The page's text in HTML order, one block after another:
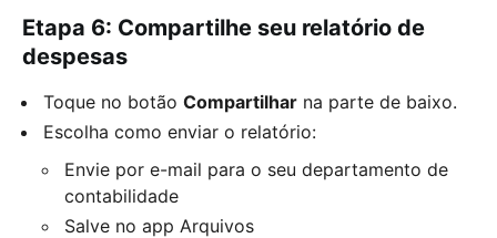
Etapa 6: Compartilhe seu relatório de
despesas
Toque no botão Compartilhar na parte de baixo.
Escolha como enviar o relatório:
Envie por e-mail para o seu departamento de
contabilidade
Salve no app Arquivos